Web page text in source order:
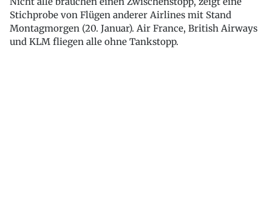
Stichprobe von Flügen anderer Airlines mit Stand
Montagmorgen (20. Januar). Air France, British Airways
und KLM fliegen alle ohne Tankstopp.